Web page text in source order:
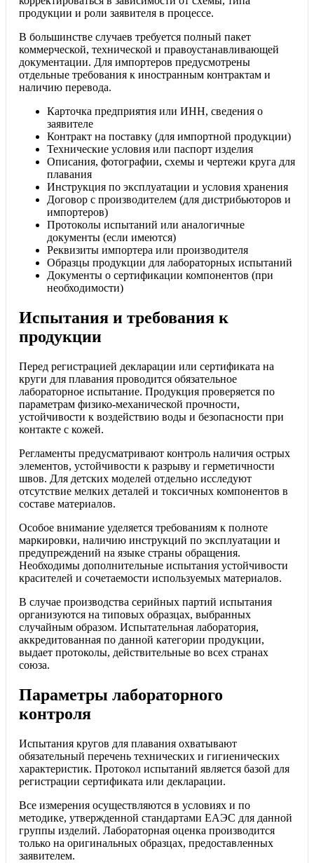
продукции и роли заявителя в процессе.
В большинстве случаев требуется полный пакет
коммерческой, технической и правоустанавливающей
документации. Для импортеров предусмотрены
отдельные требования к иностранным контрактам и
наличию перевода.
Карточка предприятия или ИНН, сведения о
заявителе
Контракт на поставку (для импортной продукции)
Технические условия или паспорт изделия
Описания, фотографии, схемы и чертежи круга для
плавания
Инструкция по эксплуатации и условия хранения
Договор с производителем (для дистрибьюторов и
импортеров)
Протоколы испытаний или аналогичные
документы (если имеются)
Реквизиты импортера или производителя
Образцы продукции для лабораторных испытаний
Документы о сертификации компонентов (при
необходимости)
Испытания и требования к
продукции
Перед регистрацией декларации или сертификата на
круги для плавания проводится обязательное
лабораторное испытание. Продукция проверяется по
параметрам физико-механической прочности,
устойчивости к воздействию воды и безопасности при
контакте с кожей.
Регламенты предусматривают контроль наличия острых
элементов, устойчивости к разрыву и герметичности
швов. Для детских моделей отдельно исследуют
отсутствие мелких деталей и токсичных компонентов в
составе материалов.
Особое внимание уделяется требованиям к полноте
маркировки, наличию инструкций по эксплуатации и
предупреждений на языке страны обращения.
Необходимы дополнительные испытания устойчивости
красителей и сочетаемости используемых материалов.
В случае производства серийных партий испытания
организуются на типовых образцах, выбранных
случайным образом. Испытательная лаборатория,
аккредитованная по данной категории продукции,
выдает протоколы, действительные во всех странах
союза.
Параметры лабораторного
контроля
Испытания кругов для плавания охватывают
обязательный перечень технических и гигиенических
характеристик. Протокол испытаний является базой для
регистрации сертификата или декларации.
Все измерения осуществляются в условиях и по
методике, утвержденной стандартами ЕАЭС для данной
группы изделий. Лабораторная оценка производится
только на оригинальных образцах, предоставленных
заявителем.